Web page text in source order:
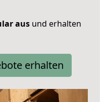
aus und erhalten
erhalten